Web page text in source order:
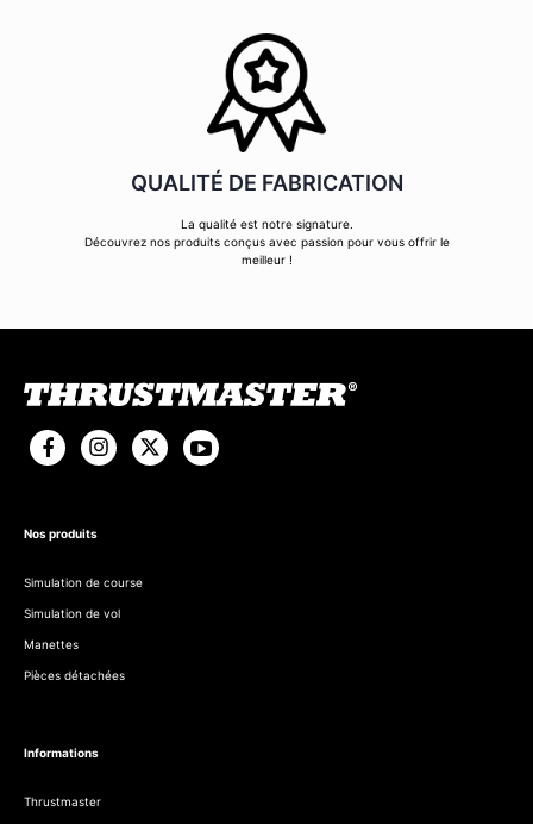
QUALITÉ DE FABRICATION
La qualité est notre signature.
Découvrez nos produits conçus avec passion pour vous offrir le
meilleur !
Nos produits
Simulation de course
Simulation de vol
Manettes
Pièces détachées
Informations
Thrustmaster